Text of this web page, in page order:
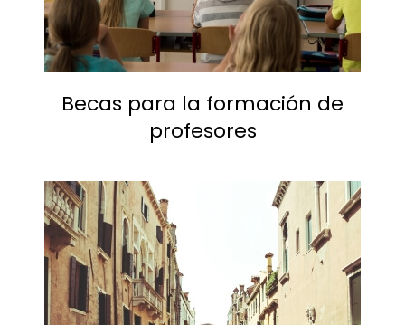
Becas para la formación de
profesores